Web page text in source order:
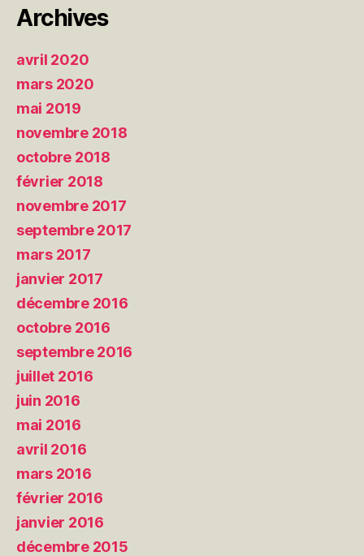
Archives
avril 2020
mars 2020
mai 2019
novembre 2018
octobre 2018
février 2018
novembre 2017
septembre 2017
mars 2017
janvier 2017
décembre 2016
octobre 2016
septembre 2016
juillet 2016
juin 2016
mai 2016
avril 2016
mars 2016
février 2016
janvier 2016
décembre 2015